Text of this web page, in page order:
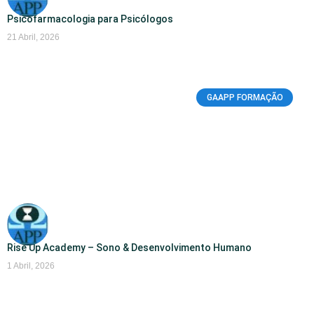
Psicofarmacologia para Psicólogos
21 Abril, 2026
GAAPP FORMAÇÃO
Rise Up Academy – Sono & Desenvolvimento Humano
1 Abril, 2026